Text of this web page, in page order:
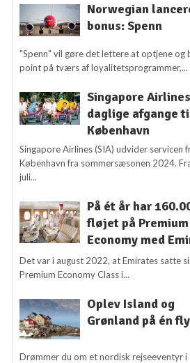
Norwegian
bonus: Spenn
"Spenn" vil gøre det lettere at optjene og
point på tværs af loyalitetsprogrammer,...
Singapore
daglige afgange
København
Singapore Airlines (SIA) udvider servicen
København fra sommersæsonen 2024.
juli...
På ét år har
fløjet på Premium
Economy med
Det var i august 2022, at Emirates satte
Premium Economy Class i...
Oplev Island og
Grønland på én
Drømmer du om et nordisk rejseeventyr i